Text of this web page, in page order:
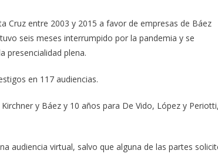
Cruz entre 2003 y 2015 a favor de empresas de Báez
seis meses interrumpido por la pandemia y se
presencialidad plena.
en 117 audiencias.
y Báez y 10 años para De Vido, López y
audiencia virtual, salvo que alguna de las partes